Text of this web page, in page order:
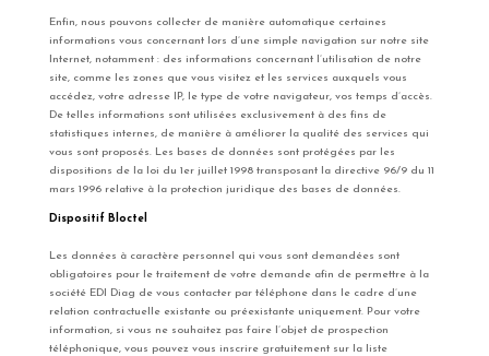
Enfin, nous pouvons collecter de manière automatique certaines
informations vous concernant lors d’une simple navigation sur notre site
Internet, notamment : des informations concernant l’utilisation de notre
site, comme les zones que vous visitez et les services auxquels vous
accédez, votre adresse IP, le type de votre navigateur, vos temps d’accès.
De telles informations sont utilisées exclusivement à des fins de
statistiques internes, de manière à améliorer la qualité des services qui
vous sont proposés. Les bases de données sont protégées par les
dispositions de la loi du 1er juillet 1998 transposant la directive 96/9 du 11
mars 1996 relative à la protection juridique des bases de données.
Dispositif Bloctel
Les données à caractère personnel qui vous sont demandées sont
obligatoires pour le traitement de votre demande afin de permettre à la
société EDI Diag de vous contacter par téléphone dans le cadre d’une
relation contractuelle existante ou préexistante uniquement. Pour votre
information, si vous ne souhaitez pas faire l’objet de prospection
téléphonique, vous pouvez vous inscrire gratuitement sur la liste